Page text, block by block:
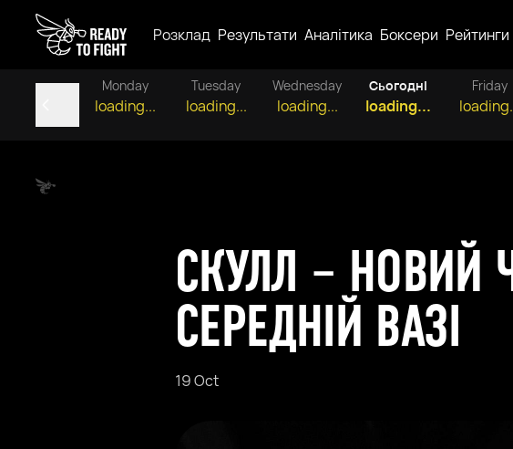
Розклад Результати Аналітика Боксери Рейтинги
Monday
loading...
Tuesday
loading...
Wednesday
loading...
Сьогодні
loading...
Friday
СКУЛЛ – НОВИЙ
СЕРЕДНІЙ ВАЗІ
19 Oct